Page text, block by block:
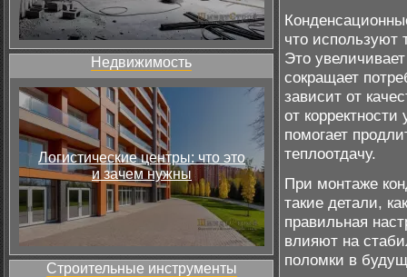
Недвижимость
Логистические центры: что это
и зачем нужны
Строительные инструменты
что используют
Это
сокращает
зависит от
от
помогает
теплоотдачу.
При монтаже
такие детали,
правильная
влияют на
поломки в